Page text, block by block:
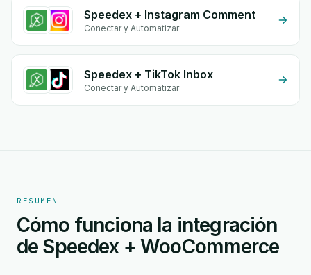
Speedex + Instagram Comment
Conectar y Automatizar
Speedex + TikTok Inbox
Conectar y Automatizar
RESUMEN
Cómo funciona la integración
de Speedex + WooCommerce